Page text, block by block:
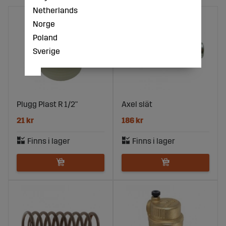
Plugg Plast R 1/2"
21 kr
Axel slät
186 kr
Netherlands
Norge
Poland
Sverige